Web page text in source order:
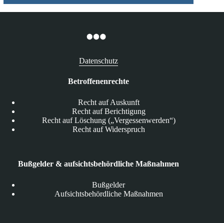
Datenschutz
Betroffenenrechte
Recht auf Auskunft
Recht auf Berichtigung
Recht auf Löschung („Vergessenwerden“)
Recht auf Widerspruch
Bußgelder & aufsichtsbehördliche Maßnahmen
Bußgelder
Aufsichtsbehördliche Maßnahmen